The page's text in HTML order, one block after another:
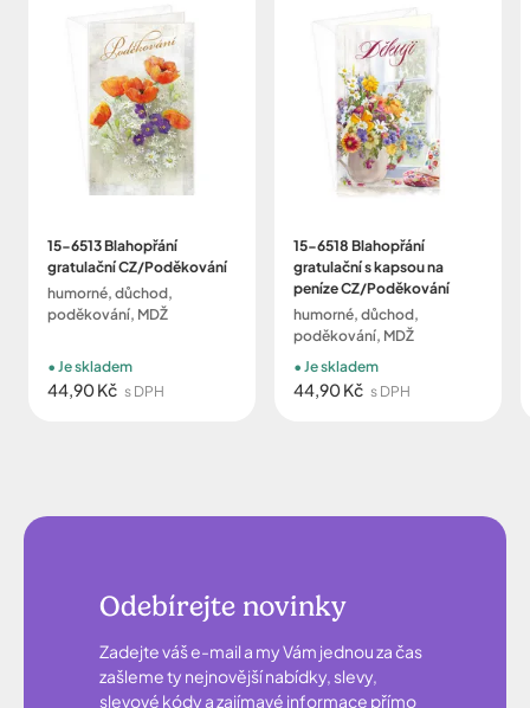
15-6513 Blahopřání
gratulační CZ/Poděkování
humorné, důchod,
poděkování, MDŽ
44,90 Kč s DPH
Je skladem
15-6518 Blahopřání
gratulační s kapsou na
peníze CZ/Poděkování
humorné, důchod,
poděkování, MDŽ
44,90 Kč s DPH
Je skladem
Odebírejte novinky
Zadejte váš e-mail a my Vám jednou za čas
zašleme ty nejnovější nabídky, slevy,
slevové kódy a zajímavé informace přímo